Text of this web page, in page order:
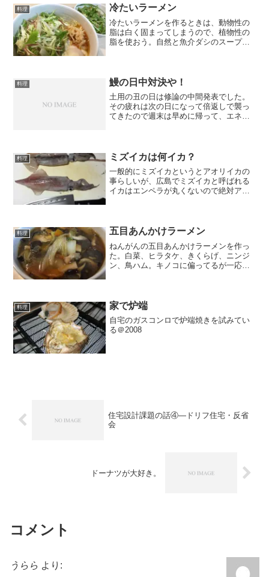
で、安い白子はサケの白子ら...
料理 冷たいラーメン
冷たいラーメンを作るときは、動物性の
脂は白く固まってしまうので、植物性の
脂を使おう。自然と魚介ダシのスープに
ぎ。
料理 鰻の日中対決や！
土用の丑の日は修論の中間発表でした。
その疲れは次の日になって倍返しで襲っ
てきたので週末は早めに帰って、エネル
した先日、こんなニュース...
料理 ミズイカは何イカ？
一般的にミズイカというとアオリイカの
事らしいが、広島でミズイカと呼ばれる
イカはエンペラが丸くないので絶対アオ
カ。ミズイカは刺身に、ス...
料理 五目あんかけラーメン
ねんがんの五目あんかけラーメンを作っ
た。白菜、ヒラタケ、きくらげ、ニンジ
ン、鳥ハム。キノコに偏ってるが一応五
料理 家で炉端
自宅のガスコンロで炉端焼きを試みてい
る＠2008
住宅設計課題の話④―ドリフ住宅・反省
会
ドーナツが大好き。
コメント
うらら より: